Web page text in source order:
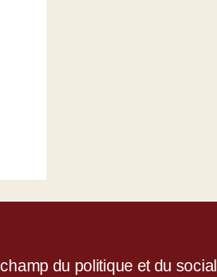
du politique et du social